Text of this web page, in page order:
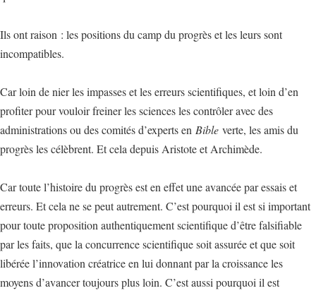
Ils ont raison : les positions du camp du progrès et les leurs sont
incompatibles.
Car loin de nier les impasses et les erreurs scientifiques, et loin d’en
profiter pour vouloir freiner les sciences les contrôler avec des
administrations ou des comités d’experts en Bible verte, les amis du
progrès les célèbrent. Et cela depuis Aristote et Archimède.
Car toute l’histoire du progrès est en effet une avancée par essais et
erreurs. Et cela ne se peut autrement. C’est pourquoi il est si important
pour toute proposition authentiquement scientifique d’être falsifiable
par les faits, que la concurrence scientifique soit assurée et que soit
libérée l’innovation créatrice en lui donnant par la croissance les
moyens d’avancer toujours plus loin. C’est aussi pourquoi il est